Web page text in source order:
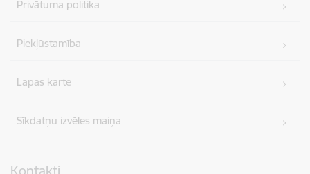
Privātuma politika
Piekļūstamība
Lapas karte
Sīkdatņu izvēles maiņa
Kontakti